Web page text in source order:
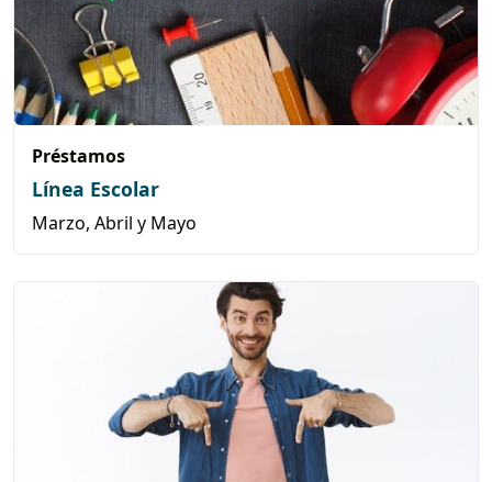
Préstamos
Línea Escolar
Marzo, Abril y Mayo